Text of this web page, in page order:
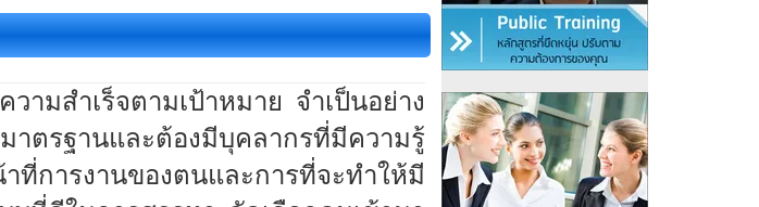
ามสำเร็จตามเป้าหมาย จำเป็นอย่าง
ตรฐานและต้องมีบุคลากรที่มีความรู้
การงานของตนและการที่จะทำให้มี